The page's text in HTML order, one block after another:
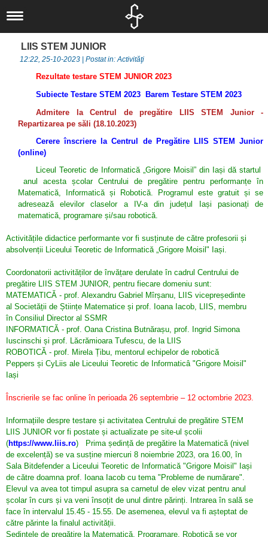
Documente
Asociaţia
Absolventul L.I.
Asociaţia Părinți-
Profesori
Investiții
Absolvenți
Departamentul
LIIS în presă 2021 -
1
LIIS în presă 2021 -
2
LIIS în presă 2022 -
LIIS în presă 2022 -
2
LIIS în presă 2023
AVE
LIIS în presă 2024
IT
Olimpiade şi
Concursuri
Revedere
Proiecte
Liceu
Examene
Arte și Sport
Prevenirea şi
combaterea
hărţuirii pe criteriul
de sex, precum şi
a hărţuirii morale la
Concursuri
Internaționale
Olimpiade
Internaționale
Europene
Informatica
Limbă, comunicare
Biblioteca
CEAC
Informații de
Posturi Vacante
Resurse Umane
Certificatele
Liceului
Consiliul de
Administrație LIIS
LIIS în presă 2021
LIIS în presă 2019
LIIS în presă 2018
LIIS în presă 2020
Arte LIIS 50
LIIS STEM JUNIOR
12:22, 25-10-2023 | Postat in: Activităţi
Rezultate testare STEM JUNIOR 2023
Subiecte Testare STEM 2023
Barem Testare STEM 2023
Admitere la Centrul de pregătire LIIS STEM Junior -
Repartizarea pe săli (18.10.2023)
Cerere înscriere la Centrul de Pregătire LIIS STEM Junior
(online)
Liceul Teoretic de Informatică „Grigore Moisil” din Iași dă startul
anul acesta școlar Centrului de pregătire pentru performanțe în
Matematică, Informatică și Robotică. Programul este gratuit și se
adresează elevilor claselor a IV-a din județul Iași pasionați de
matematică, programare și/sau robotică.
Activitățile didactice performante vor fi susținute de către profesorii și
absolvenții Liceului Teoretic de Informatică „Grigore Moisil" Iași.
Coordonatorii activităților de învățare derulate în cadrul Centrului de
pregătire LIIS STEM JUNIOR, pentru fiecare domeniu sunt:
MATEMATICĂ - prof. Alexandru Gabriel Mîrșanu, LIIS vicepreședinte
al Societății de Științe Matematice și prof. Ioana Iacob, LIIS, membru
în Consiliul Director al SSMR
INFORMATICĂ - prof. Oana Cristina Butnărașu, prof. Ingrid Simona
Iuscinschi și prof. Lăcrămioara Tufescu, de la LIIS
ROBOTICĂ - prof. Mirela Țibu, mentorul echipelor de robotică
Peppers și CyLiis ale Liceului Teoretic de Informaticâ "Grigore Moisil"
Iași
Înscrierile se fac online în perioada 26 septembrie – 12 octombrie 2023.
Informațiile despre testare și activitatea Centrului de pregătire STEM
LIIS JUNIOR vor fi postate și actualizate pe site-ul școlii
(https://www.liis.ro) Prima ședință de pregătire la Matematică (nivel
de excelență) se va susține miercuri 8 noiembrie 2023, ora 16.00, în
Sala Bitdefender a Liceului Teoretic de Informatică "Grigore Moisil" Iași
de către doamna prof. Ioana Iacob cu tema "Probleme de numărare".
Elevul va avea tot timpul asupra sa carnetul de elev vizat pentru anul
școlar în curs și va veni însoțit de unul dintre părinți. Intrarea în sală se
face în intervalul 15.45 - 15.55. De asemenea, elevul va fi așteptat de
către părinte la finalul activității.
Ședințele de pregătire la Matematică, Programare, Robotică se vor